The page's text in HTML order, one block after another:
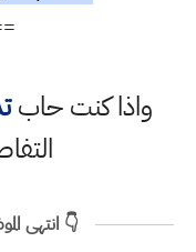
واذا كنت حاب
👇 انتهى